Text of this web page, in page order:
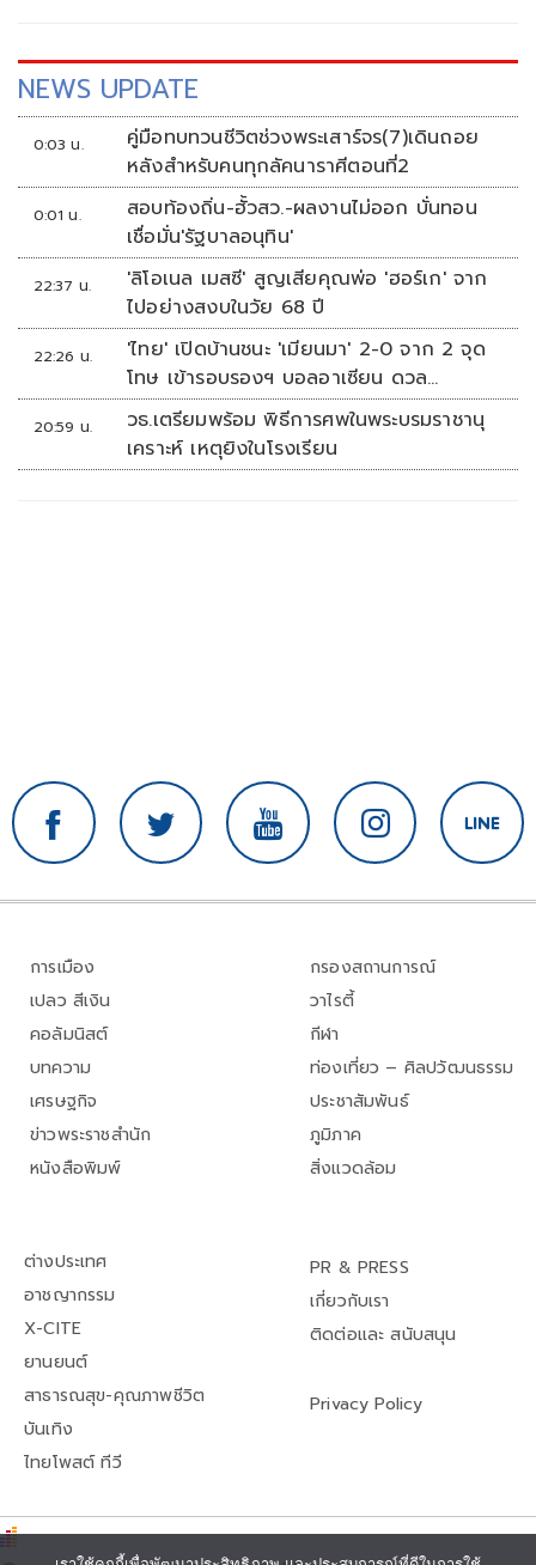
NEWS UPDATE
0:03 น.
คู่มือทบทวนชีวิตช่วงพระเสาร์จร(7)เดินถอย
หลังสำหรับคนทุกลัคนาราศีตอนที่2
0:01 น.
สอบท้องถิ่น-ฮั้วสว.-ผลงานไม่ออก บั่นทอน
เชื่อมั่น'รัฐบาลอนุทิน'
22:37 น.
'ลิโอเนล เมสซี' สูญเสียคุณพ่อ 'ฮอร์เก' จาก
ไปอย่างสงบในวัย 68 ปี
22:26 น.
'ไทย' เปิดบ้านชนะ 'เมียนมา' 2-0 จาก 2 จุด
โทษ เข้ารอบรองฯ บอลอาเซียน ดวล
'สิงคโปร์'
20:59 น.
วธ.เตรียมพร้อม พิธีการศพในพระบรมราชานุ
เคราะห์ เหตุยิงในโรงเรียน
การเมือง
เปลว สีเงิน
คอลัมนิสต์
บทความ
เศรษฐกิจ
ข่าวพระราชสำนัก
หนังสือพิมพ์
กรองสถานการณ์
วาไรตี้
กีฬา
ท่องเที่ยว – ศิลปวัฒนธรรม
ประชาสัมพันธ์
ภูมิภาค
สิ่งแวดล้อม
ต่างประเทศ
อาชญากรรม
X-CITE
ยานยนต์
สาธารณสุข-คุณภาพชีวิต
บันเทิง
ไทยโพสต์ ทีวี
PR & PRESS
เกี่ยวกับเรา
ติดต่อและ สนับสนุน
Privacy Policy